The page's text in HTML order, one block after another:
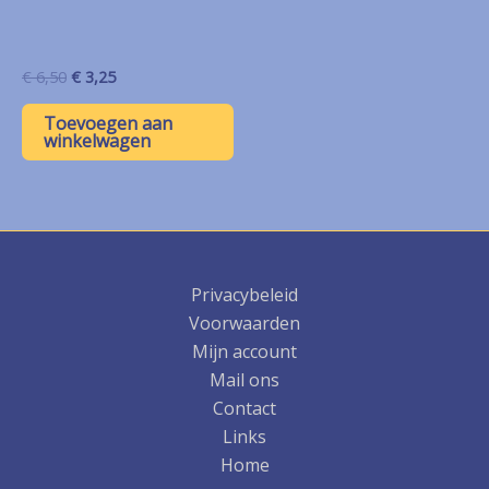
€6,50 Oorspronkelijke
was:
€ 6,50.
€ 3,25Huidige
is:
€ 3,25.
Toevoegen aan
winkelwagen
Privacybeleid
Voorwaarden
Mijn account
Mail ons
Contact
Links
Home